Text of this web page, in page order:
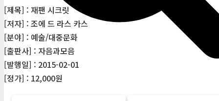
[제목] : 재팬 시크릿
[저자] : 조에 드 라스 카스
[분야] : 예술/대중문화
[출판사] : 자음과모음
[발행일] : 2015-02-01
[정가] : 12,000원